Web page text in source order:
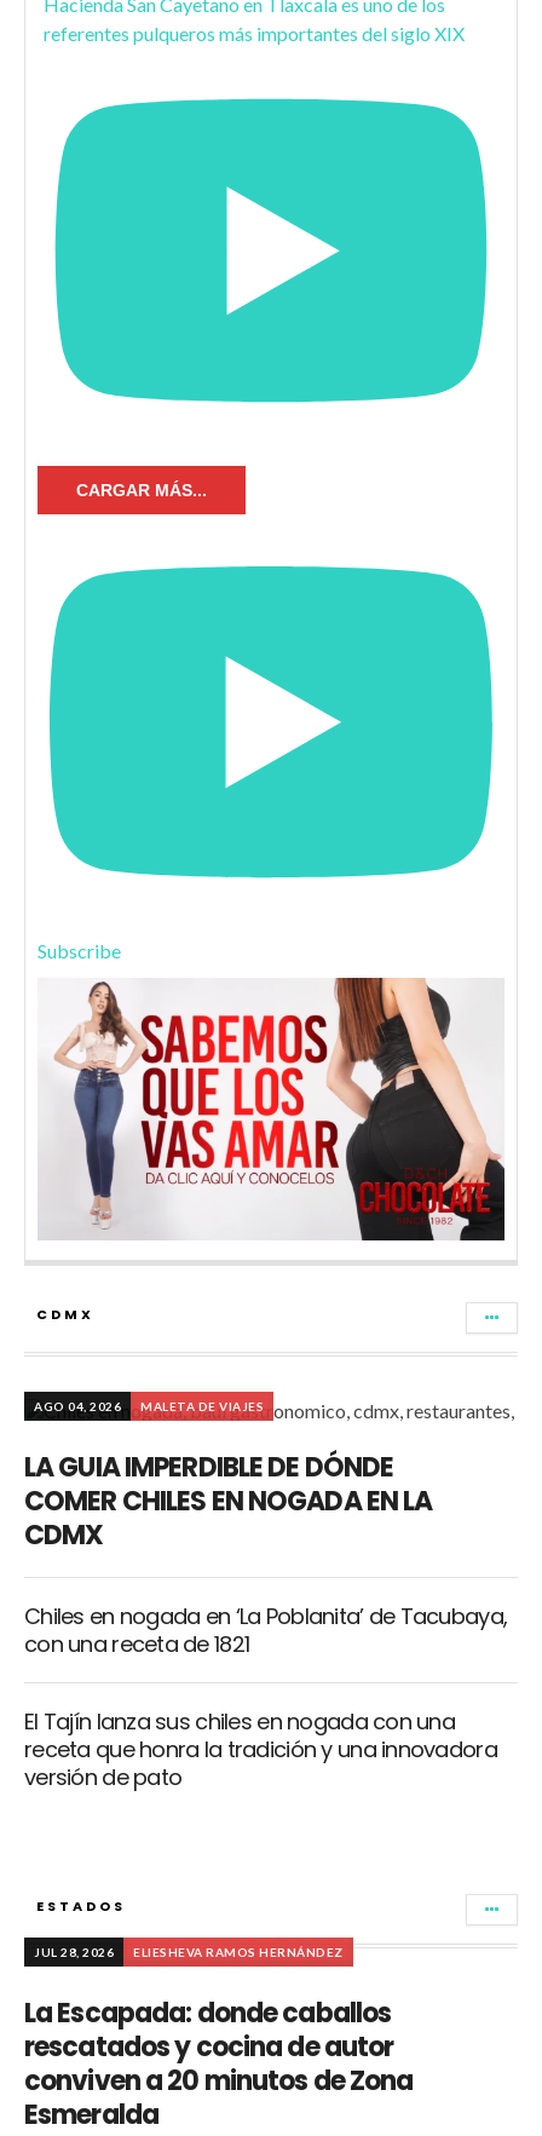
referentes pulqueros más importantes del siglo XIX
CARGAR MÁS...
Subscribe
CDMX
AGO 04, 2026 MALETA DE VIAJES
LA GUIA IMPERDIBLE DE DÓNDE
COMER CHILES EN NOGADA EN LA
CDMX
Chiles en nogada en ‘La Poblanita’ de Tacubaya,
con una receta de 1821
El Tajín lanza sus chiles en nogada con una
receta que honra la tradición y una innovadora
versión de pato
ESTADOS
JUL 28, 2026 ELIESHEVA RAMOS HERNÁNDEZ
La Escapada: donde caballos
rescatados y cocina de autor
conviven a 20 minutos de Zona
Esmeralda